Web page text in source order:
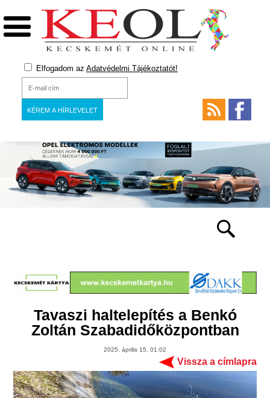
Elfogadom az Adatvédelmi Tájékoztatót!
Tavaszi haltelepítés a Benkó
Zoltán Szabadidőközpontban
2025. április 15. 01:02
Vissza a címlapra